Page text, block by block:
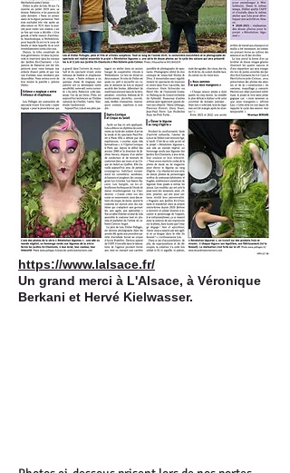
https://www.lalsace.fr/
Un grand merci à L'Alsace, à Véronique
Berkani et Hervé Kielwasser.